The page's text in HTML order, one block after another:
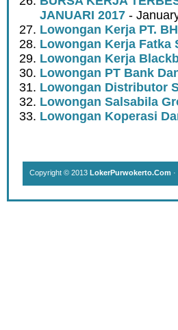
JANUARI 2017 -
Lowongan Kerja PT.
Lowongan Kerja Fatka
Lowongan Kerja
Lowongan PT Bank
Lowongan Distributor
Lowongan Salsabila
Lowongan Koperasi
Copyright © 2013 LokerPurwokerto.Com ·